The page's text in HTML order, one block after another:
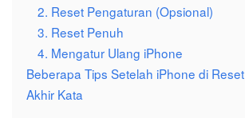
2. Reset Pengaturan (Opsional)
3. Reset Penuh
4. Mengatur Ulang iPhone
Beberapa Tips Setelah iPhone di Reset
Akhir Kata